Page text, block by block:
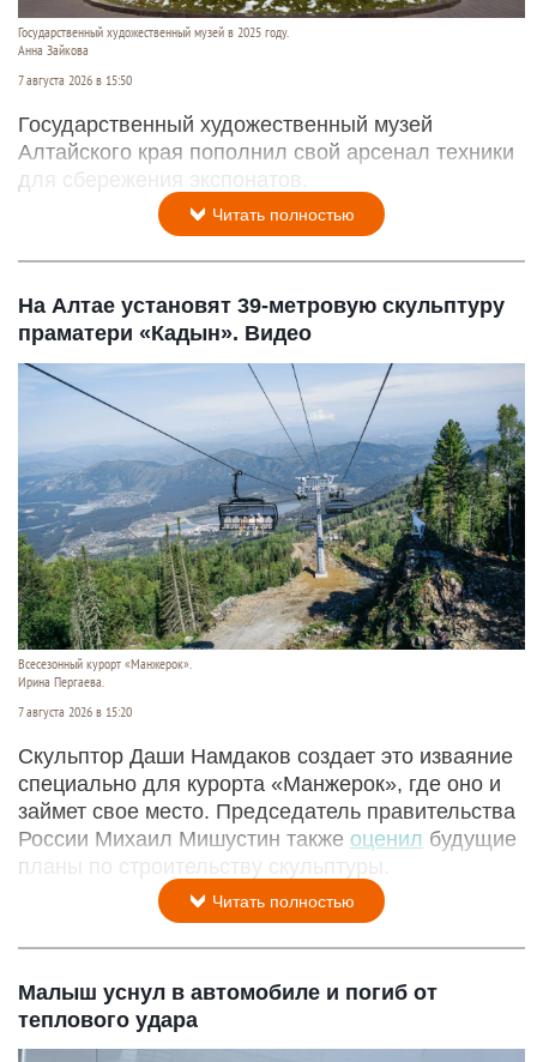
Государственный художественный музей в 2025 году.
Анна Зайкова
7 августа 2026 в 15:50
Государственный художественный музей
Алтайского края пополнил свой арсенал техники
для сбережения экспонатов.
Читать полностью
На Алтае установят 39-метровую скульптуру
праматери «Кадын». Видео
Всесезонный курорт «Манжерок».
Ирина Пергаева.
7 августа 2026 в 15:20
Скульптор Даши Намдаков создает это изваяние
специально для курорта «Манжерок», где оно и
займет свое место. Председатель правительства
России Михаил Мишустин также оценил будущие
планы по строительству скульптуры.
Читать полностью
Малыш уснул в автомобиле и погиб от
теплового удара